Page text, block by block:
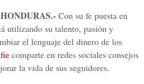
Con su fe puesta en
utilizando su talento, pasión y
el lenguaje del dinero de los
comparte en redes sociales consejos
la vida de sus seguidores.